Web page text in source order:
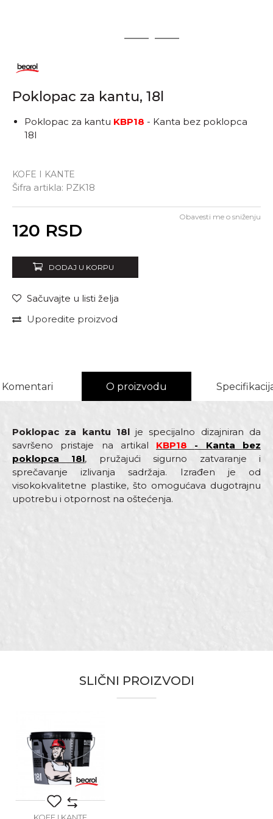
2 3
Poklopac za kantu, 18l
KOFE I KANTE
Šifra artikla: PZK18
Poklopac za kantu KBP18 - Kanta bez poklopca
18l
120 RSD
Obavesti me o sniženju
DODAJ U KORPU
Sačuvajte u listi želja
Uporedite proizvod
Komentari O proizvodu
Poklopac za kantu 18lje specijalno dizajniran da
savršeno pristaje na artikal KBP18 - Kanta bez
poklopca 18l, pružajući sigurno zatvaranje i
sprečavanje izlivanja sadržaja. Izrađen je od
visokokvalitetne plastike, što omogućava dugotrajnu
upotrebu i otpornost na oštećenja.
Zapremina
18 litara
Beorol
Anti-spam zaštita - izračunajte koliko je 4 + 1 :
SLIČNI PROIZVODI